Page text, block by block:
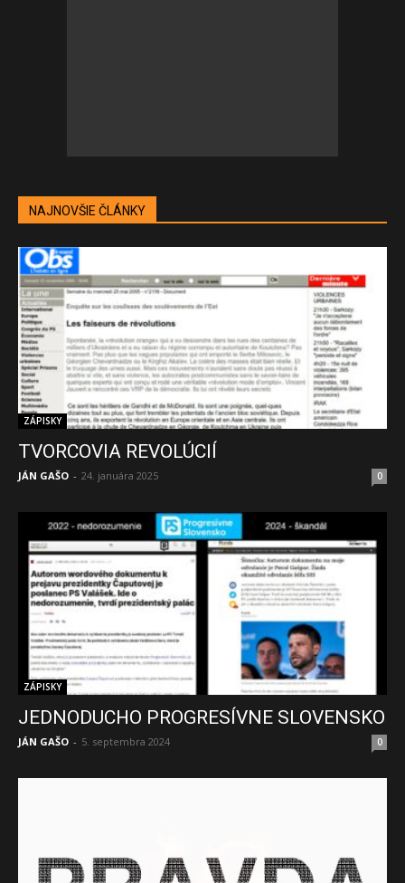
NAJNOVŠIE ČLÁNKY
ZÁPISKY
TVORCOVIA REVOLÚCIÍ
JÁN GAŠO - 24. januára 2025 0
ZÁPISKY
JEDNODUCHO PROGRESÍVNE SLOVENSKO
JÁN GAŠO - 5. septembra 2024 0